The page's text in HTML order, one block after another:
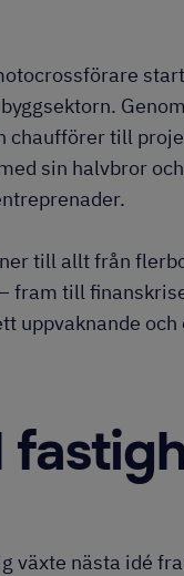
chaufförer till
sin halvbror
till allt från
fram till
uppvaknande
växte nästa idé